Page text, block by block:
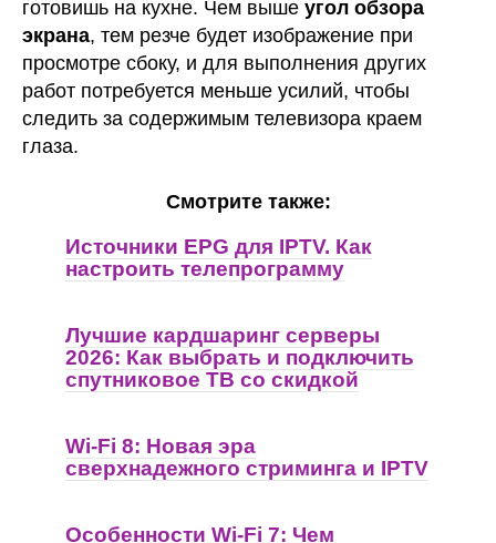
готовишь на кухне. Чем выше угол обзора
экрана, тем резче будет изображение при
просмотре сбоку, и для выполнения других
работ потребуется меньше усилий, чтобы
следить за содержимым телевизора краем
глаза.
Смотрите также:
Источники EPG для IPTV. Как
настроить телепрограмму
Лучшие кардшаринг серверы
2026: Как выбрать и подключить
спутниковое ТВ со скидкой
Wi-Fi 8: Новая эра
сверхнадежного стриминга и IPTV
Особенности Wi-Fi 7: Чем